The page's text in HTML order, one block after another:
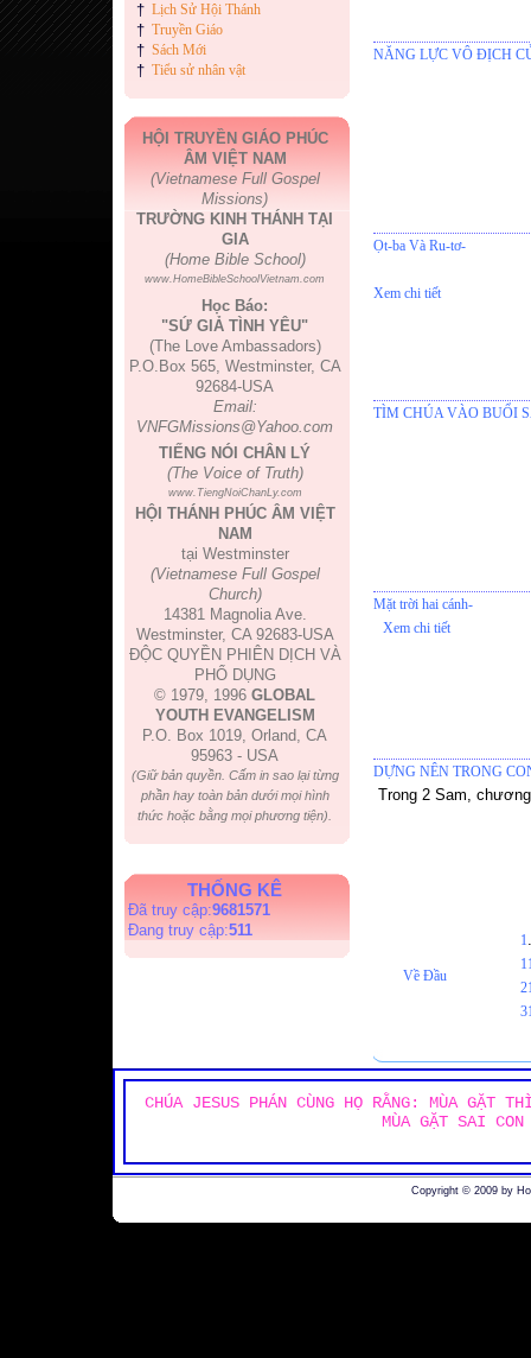
† Lịch Sử Hội Thánh
† Truyền Giáo
† Sách Mới
† Tiểu sử nhân vật
HỘI TRUYỀN GIÁO PHÚC
ÂM VIỆT NAM
(Vietnamese Full Gospel
Missions)
TRƯỜNG KINH THÁNH TẠI
GIA
(Home Bible School)
www.HomeBibleSchoolVietnam.com
Học Báo:
"SỨ GIẢ TÌNH YÊU"
(The Love Ambassadors)
P.O.Box 565, Westminster, CA
92684-USA
Email:
VNFGMissions@Yahoo.com
TIẾNG NÓI CHÂN LÝ
(The Voice of Truth)
www.TiengNoiChanLy.com
HỘI THÁNH PHÚC ÂM VIỆT
NAM
tại Westminster
(Vietnamese Full Gospel
Church)
14381 Magnolia Ave.
Westminster, CA 92683-USA
ĐỘC QUYỀN PHIÊN DỊCH VÀ
PHỔ DỤNG
© 1979, 1996 GLOBAL
YOUTH EVANGELISM
P.O. Box 1019, Orland, CA
95963 - USA
(Giữ bản quyền. Cấm in sao lại từng
phần hay toàn bản dưới mọi hình
thức hoặc bằng mọi phương tiện).
THỐNG KÊ
Đã truy cập:9681571
Đang truy cập:511
NĂNG LỰC VÔ ĐỊCH
Ọt-ba Và Ru-tơ-
Xem chi tiết
TÌM CHÚA VÀO BUỔI
Mặt trời hai cánh-
Xem chi tiết
DỰNG NÊN TRONG
Trong 2 Sam,
Về Đầu
1.
CHÚA JESUS PHÁN CÙNG HỌ RẰNG: MÙA GẶT
MÙA GẶT SAI
Copyright © 2009 by